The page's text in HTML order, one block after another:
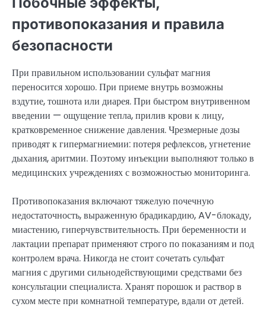
противопоказания и правила
безопасности
При правильном использовании сульфат магния
переносится хорошо. При приеме внутрь возможны
вздутие, тошнота или диарея. При быстром внутривенном
введении — ощущение тепла, прилив крови к лицу,
кратковременное снижение давления. Чрезмерные дозы
приводят к гипермагниемии: потеря рефлексов, угнетение
дыхания, аритмии. Поэтому инъекции выполняют только в
медицинских учреждениях с возможностью мониторинга.
Противопоказания включают тяжелую почечную
недостаточность, выраженную брадикардию, AV-блокаду,
миастению, гиперчувствительность. При беременности и
лактации препарат применяют строго по показаниям и под
контролем врача. Никогда не стоит сочетать сульфат
магния с другими сильнодействующими средствами без
консультации специалиста. Хранят порошок и раствор в
сухом месте при комнатной температуре, вдали от детей.